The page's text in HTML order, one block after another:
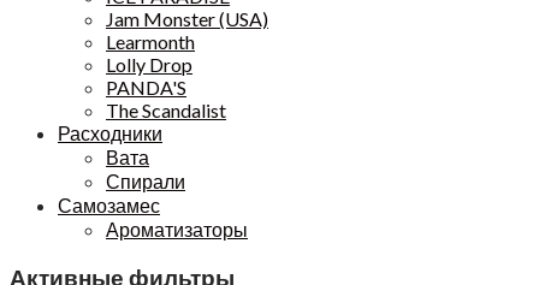
Jam Monster (USA)
Learmonth
Lolly Drop
PANDA'S
The Scandalist
Расходники
Вата
Спирали
Самозамес
Ароматизаторы
Активные фильтры